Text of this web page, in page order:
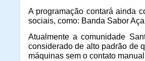
A programação contará ainda
sociais, como: Banda Sabor
Atualmente a comunidade
considerado de alto padrão de
máquinas sem o contato